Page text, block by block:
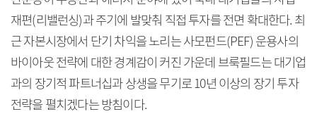
재편(리밸런싱)과 주기에 발맞춰 직접 투자를 전면 확대한다. 최
근 자본시장에서 단기 차익을 노리는 사모펀드(PEF) 운용사의
바이아웃 전략에 대한 경계감이 커진 가운데 브룩필드는 대기업
과의 장기적 파트너십과 상생을 무기로 10년 이상의 장기 투자
전략을 펼치겠다는 방침이다.